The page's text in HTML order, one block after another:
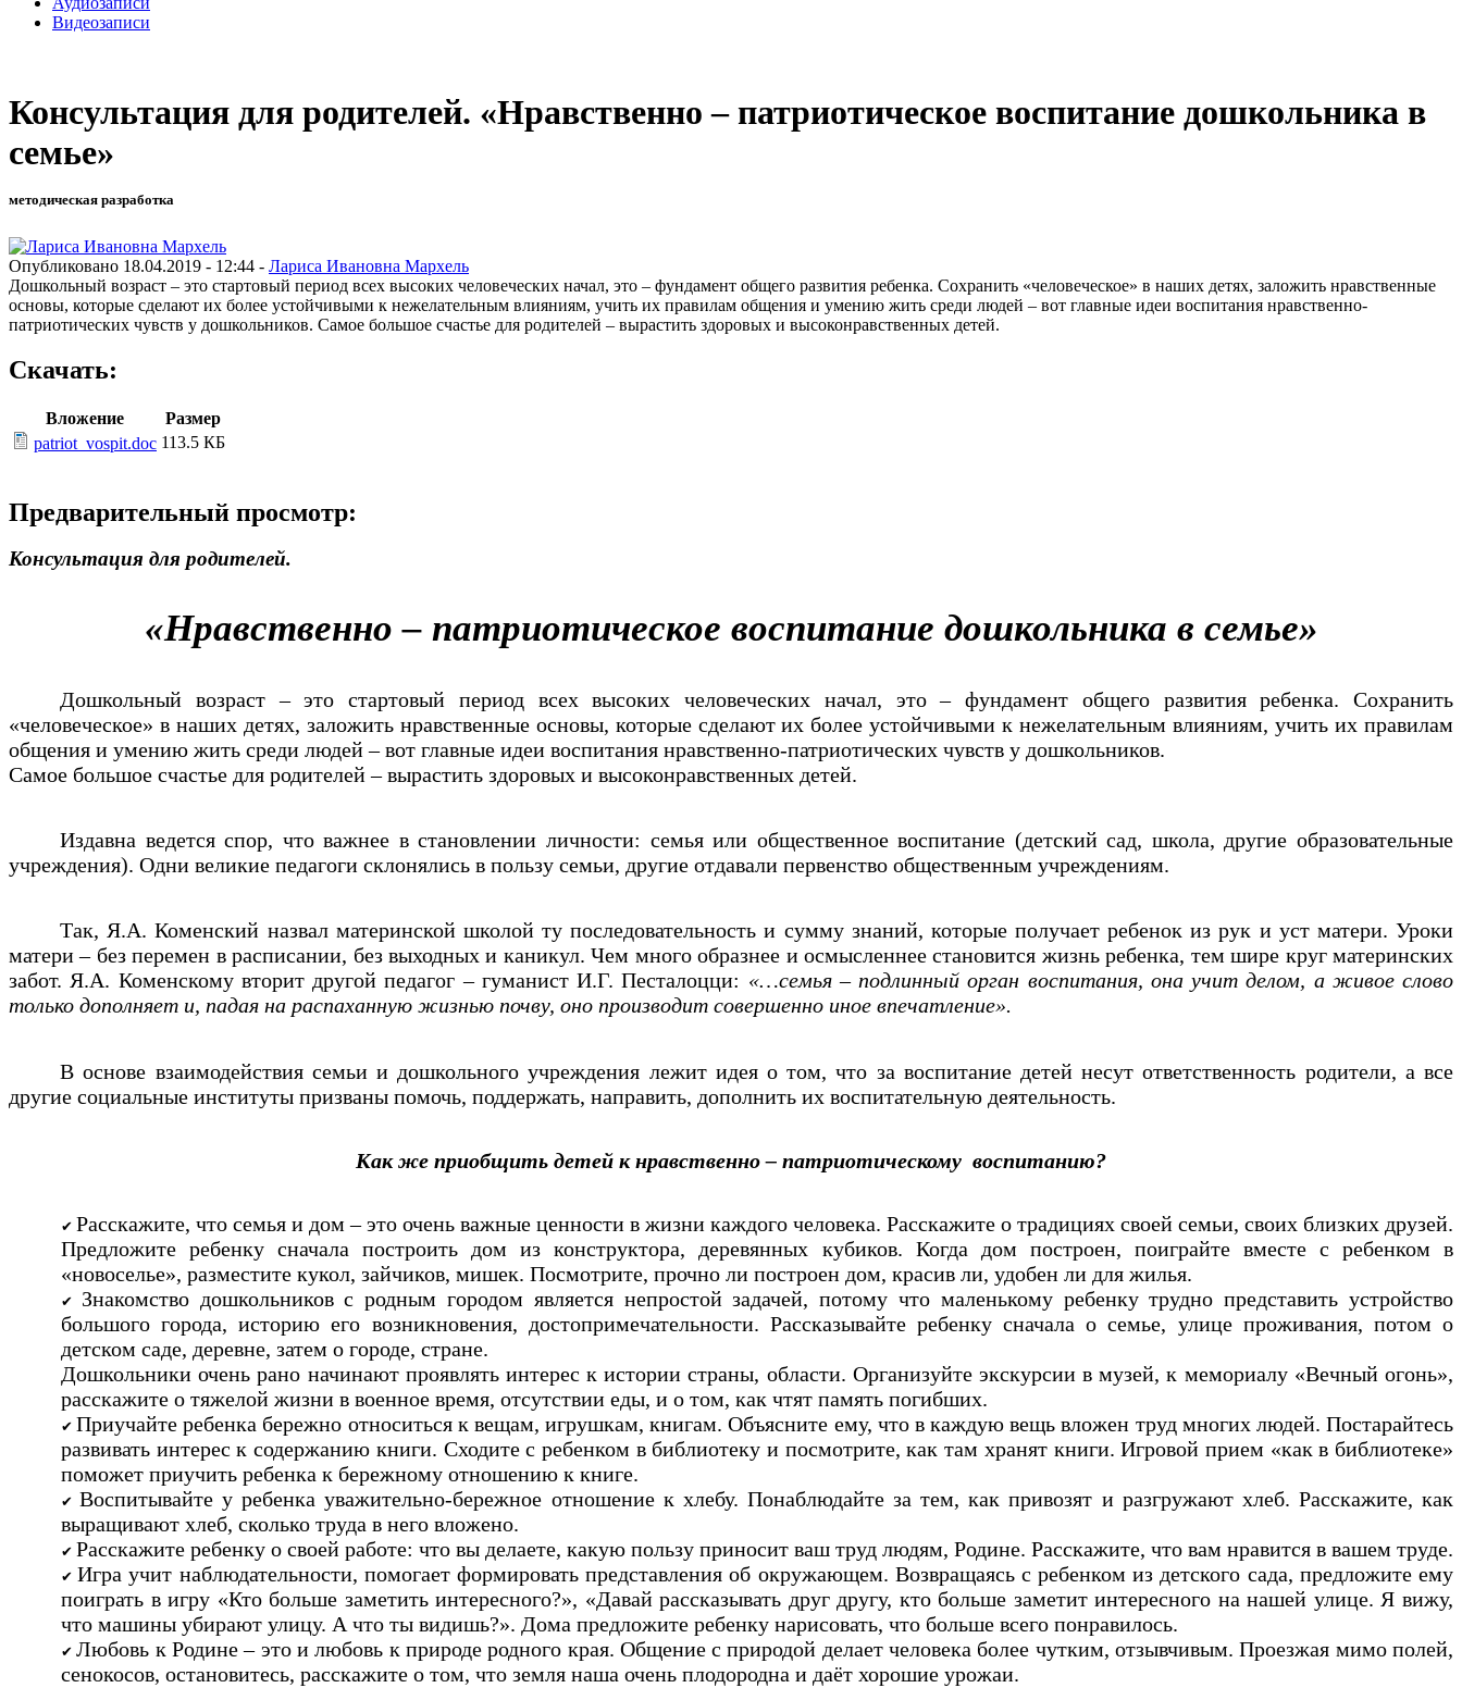
Видеозаписи
Консультация для родителей. «Нравственно – патриотическое воспитание дошкольника в
семье»
методическая разработка
Опубликовано 18.04.2019 - 12:44 - Лариса Ивановна Мархель
Дошкольный возраст – это стартовый период всех высоких человеческих начал, это – фундамент общего развития ребенка. Сохранить «человеческое» в наших детях, заложить нравственные
основы, которые сделают их более устойчивыми к нежелательным влияниям, учить их правилам общения и умению жить среди людей – вот главные идеи воспитания нравственно-
патриотических чувств у дошкольников. Самое большое счастье для родителей – вырастить здоровых и высоконравственных детей.
Скачать:
Вложение
Размер
patriot_vospit.doc 113.5 КБ
Предварительный просмотр:
Консультация для родителей.
«Нравственно – патриотическое воспитание дошкольника в семье»
Дошкольный возраст – это стартовый период всех высоких человеческих начал, это – фундамент общего развития ребенка. Сохранить
«человеческое» в наших детях, заложить нравственные основы, которые сделают их более устойчивыми к нежелательным влияниям, учить их правилам
общения и умению жить среди людей – вот главные идеи воспитания нравственно-патриотических чувств у дошкольников.
Самое большое счастье для родителей – вырастить здоровых и высоконравственных детей.
Издавна ведется спор, что важнее в становлении личности: семья или общественное воспитание (детский сад, школа, другие образовательные
учреждения). Одни великие педагоги склонялись в пользу семьи, другие отдавали первенство общественным учреждениям.
Так, Я.А. Коменский назвал материнской школой ту последовательность и сумму знаний, которые получает ребенок из рук и уст матери. Уроки
матери – без перемен в расписании, без выходных и каникул. Чем много образнее и осмысленнее становится жизнь ребенка, тем шире круг материнских
забот. Я.А. Коменскому вторит другой педагог – гуманист И.Г. Песталоцци: «…семья – подлинный орган воспитания, она учит делом, а живое слово
только дополняет и, падая на распаханную жизнью почву, оно производит совершенно иное впечатление».
В основе взаимодействия семьи и дошкольного учреждения лежит идея о том, что за воспитание детей несут ответственность родители, а все
другие социальные институты призваны помочь, поддержать, направить, дополнить их воспитательную деятельность.
Как же приобщить детей к нравственно – патриотическому воспитанию?
Расскажите, что семья и дом – это очень важные ценности в жизни каждого человека. Расскажите о традициях своей семьи, своих близких друзей.
Предложите ребенку сначала построить дом из конструктора, деревянных кубиков. Когда дом построен, поиграйте вместе с ребенком в
«новоселье», разместите кукол, зайчиков, мишек. Посмотрите, прочно ли построен дом, красив ли, удобен ли для жилья.
Знакомство дошкольников с родным городом является непростой задачей, потому что маленькому ребенку трудно представить устройство
большого города, историю его возникновения, достопримечательности. Рассказывайте ребенку сначала о семье, улице проживания, потом о
детском саде, деревне, затем о городе, стране.
Дошкольники очень рано начинают проявлять интерес к истории страны, области. Организуйте экскурсии в музей, к мемориалу «Вечный огонь»,
расскажите о тяжелой жизни в военное время, отсутствии еды, и о том, как чтят память погибших.
Приучайте ребенка бережно относиться к вещам, игрушкам, книгам. Объясните ему, что в каждую вещь вложен труд многих людей. Постарайтесь
развивать интерес к содержанию книги. Сходите с ребенком в библиотеку и посмотрите, как там хранят книги. Игровой прием «как в библиотеке»
поможет приучить ребенка к бережному отношению к книге.
Воспитывайте у ребенка уважительно-бережное отношение к хлебу. Понаблюдайте за тем, как привозят и разгружают хлеб. Расскажите, как
выращивают хлеб, сколько труда в него вложено.
Расскажите ребенку о своей работе: что вы делаете, какую пользу приносит ваш труд людям, Родине. Расскажите, что вам нравится в вашем труде.
Игра учит наблюдательности, помогает формировать представления об окружающем. Возвращаясь с ребенком из детского сада, предложите ему
поиграть в игру «Кто больше заметить интересного?», «Давай рассказывать друг другу, кто больше заметит интересного на нашей улице. Я вижу,
что машины убирают улицу. А что ты видишь?». Дома предложите ребенку нарисовать, что больше всего понравилось.
Любовь к Родине – это и любовь к природе родного края. Общение с природой делает человека более чутким, отзывчивым. Проезжая мимо полей,
сенокосов, остановитесь, расскажите о том, что земля наша очень плодородна и даёт хорошие урожаи.